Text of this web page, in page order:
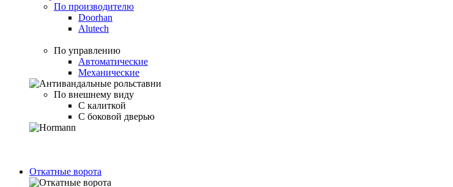
По производителю
Doorhan
Alutech
По управлению
Автоматические
Механические
По внешнему виду
С калиткой
С боковой дверью
Откатные ворота